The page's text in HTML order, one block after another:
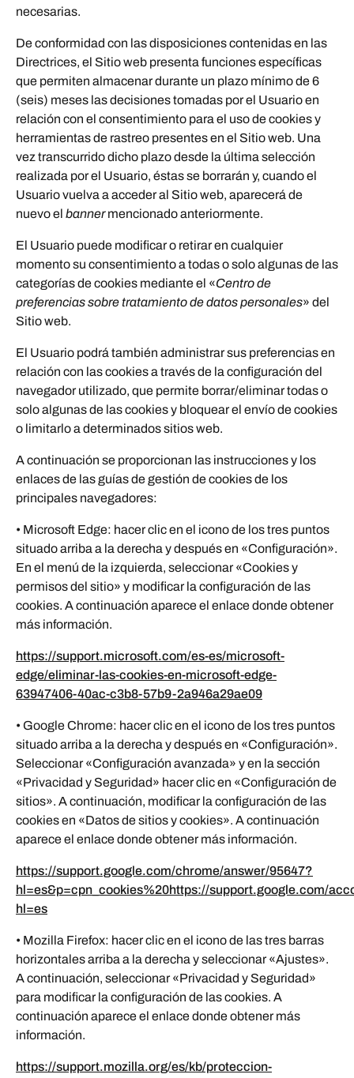
necesarias.
De conformidad con las disposiciones contenidas en las
Directrices, el Sitio web presenta funciones específicas
que permiten almacenar durante un plazo mínimo de 6
(seis) meses las decisiones tomadas por el Usuario en
relación con el consentimiento para el uso de cookies y
herramientas de rastreo presentes en el Sitio web. Una
vez transcurrido dicho plazo desde la última selección
realizada por el Usuario, éstas se borrarán y, cuando el
Usuario vuelva a acceder al Sitio web, aparecerá de
nuevo el bannermencionado anteriormente.
El Usuario puede modificar o retirar en cualquier
momento su consentimiento a todas o solo algunas de las
categorías de cookies mediante el «Centro de
preferencias sobre tratamiento de datos personales» del
Sitio web.
El Usuario podrá también administrar sus preferencias en
relación con las cookies a través de la configuración del
navegador utilizado, que permite borrar/eliminar todas o
solo algunas de las cookies y bloquear el envío de cookies
o limitarlo a determinados sitios web.
A continuación se proporcionan las instrucciones y los
enlaces de las guías de gestión de cookies de los
principales navegadores:
• Microsoft Edge: hacer clic en el icono de los tres puntos
situado arriba a la derecha y después en «Configuración».
En el menú de la izquierda, seleccionar «Cookies y
permisos del sitio» y modificar la configuración de las
cookies. A continuación aparece el enlace donde obtener
más información.
https://support.microsoft.com/es-es/microsoft-
edge/eliminar-las-cookies-en-microsoft-edge-
63947406-40ac-c3b8-57b9-2a946a29ae09
• Google Chrome: hacer clic en el icono de los tres puntos
situado arriba a la derecha y después en «Configuración».
Seleccionar «Configuración avanzada» y en la sección
«Privacidad y Seguridad» hacer clic en «Configuración de
sitios». A continuación, modificar la configuración de las
cookies en «Datos de sitios y cookies». A continuación
aparece el enlace donde obtener más información.
https://support.google.com/chrome/answer/95647?
hl=es&p=cpn_cookies%20https://support.google.com/
hl=es
• Mozilla Firefox: hacer clic en el icono de las tres barras
horizontales arriba a la derecha y seleccionar «Ajustes».
A continuación, seleccionar «Privacidad y Seguridad»
para modificar la configuración de las cookies. A
continuación aparece el enlace donde obtener más
información.
https://support.mozilla.org/es/kb/proteccion-